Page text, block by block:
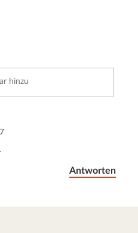
senden
Antworten